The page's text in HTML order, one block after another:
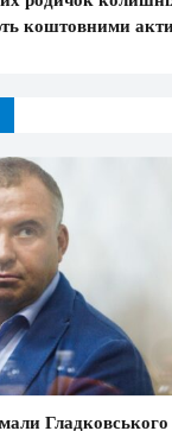
коштовними
Гладковського